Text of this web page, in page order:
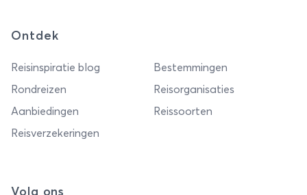
Ontdek
Reisinspiratie blog
Bestemmingen
Rondreizen
Reisorganisaties
Aanbiedingen
Reissoorten
Reisverzekeringen
Volg ons